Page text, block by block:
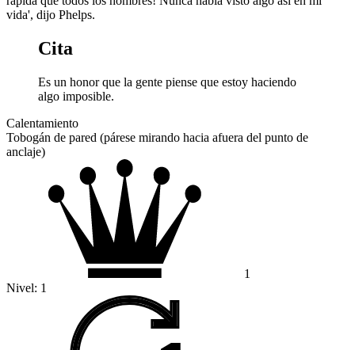
vida', dijo Phelps.
Cita
Es un honor que la gente piense que estoy haciendo
algo imposible.
Calentamiento
Tobogán de pared (párese mirando hacia afuera del punto de
anclaje)
1
Nivel: 1